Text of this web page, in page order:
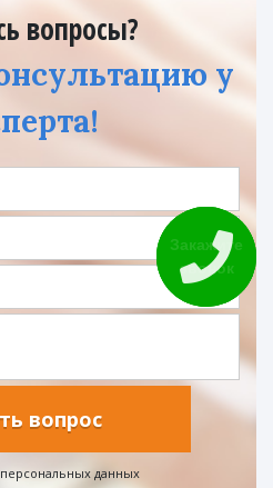
Закажите
звонок
вопросы?
у
вопрос
данных